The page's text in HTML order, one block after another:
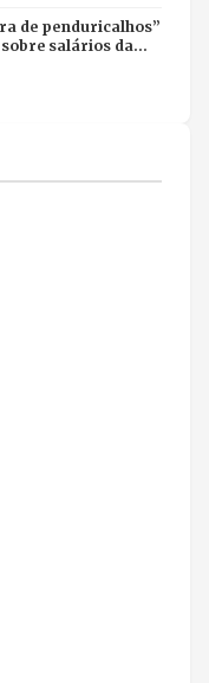
de penduricalhos”
salários da